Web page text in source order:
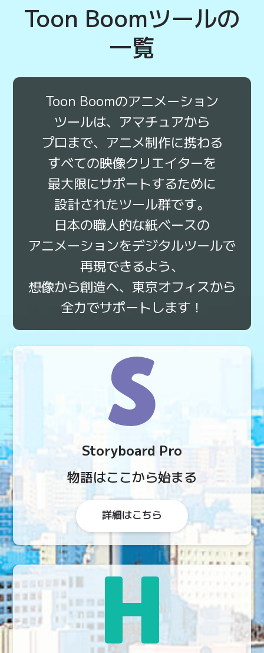
Toon Boomツールの
一覧
Toon Boomのアニメーション
ツールは、 アマチュアから
プロまで、 アニメ制作に携わる
すべての映像クリエイターを
最大限にサポートするために
設計されたツール群です。
日本の職人的な紙ベースの
アニメーションをデジタルツールで
再現できるよう、
想像から創造へ、 東京オフィスから
全力でサポートします！
Storyboard Pro
物語はここから始まる
詳細はこちら